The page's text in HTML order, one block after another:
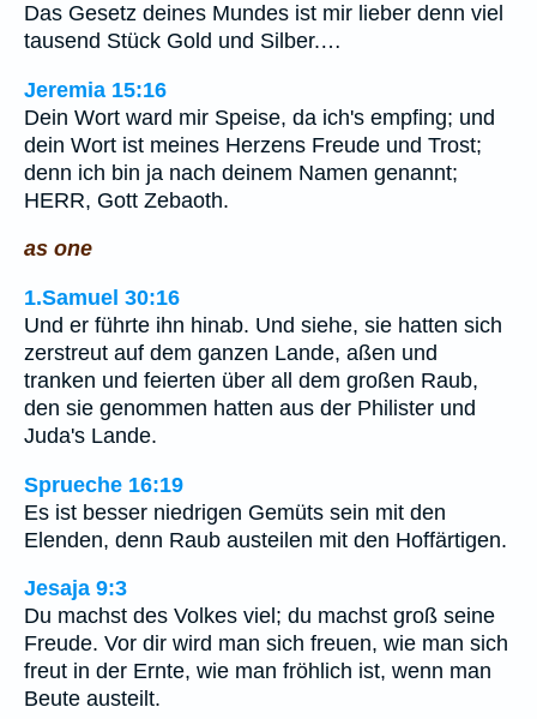
Das Gesetz deines Mundes ist mir lieber denn viel
tausend Stück Gold und Silber.…
Jeremia 15:16
Dein Wort ward mir Speise, da ich's empfing; und
dein Wort ist meines Herzens Freude und Trost;
denn ich bin ja nach deinem Namen genannt;
HERR, Gott Zebaoth.
as one
1.Samuel 30:16
Und er führte ihn hinab. Und siehe, sie hatten sich
zerstreut auf dem ganzen Lande, aßen und
tranken und feierten über all dem großen Raub,
den sie genommen hatten aus der Philister und
Juda's Lande.
Sprueche 16:19
Es ist besser niedrigen Gemüts sein mit den
Elenden, denn Raub austeilen mit den Hoffärtigen.
Jesaja 9:3
Du machst des Volkes viel; du machst groß seine
Freude. Vor dir wird man sich freuen, wie man sich
freut in der Ernte, wie man fröhlich ist, wenn man
Beute austeilt.